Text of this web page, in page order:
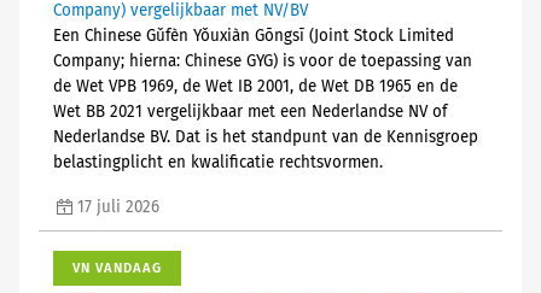
Company) vergelijkbaar met NV/BV
Een Chinese Gǔfèn Yǒuxiàn Gōngsī (Joint Stock Limited
Company; hierna: Chinese GYG) is voor de toepassing van
de Wet VPB 1969, de Wet IB 2001, de Wet DB 1965 en de
Wet BB 2021 vergelijkbaar met een Nederlandse NV of
Nederlandse BV. Dat is het standpunt van de Kennisgroep
belastingplicht en kwalificatie rechtsvormen.
17 juli 2026
VN VANDAAG